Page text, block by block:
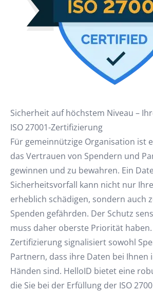
Sicherheit auf höchstem Niveau –
ISO 27001-Zertifizierung
Für gemeinnützige Organisation ist
das Vertrauen von Spendern und
gewinnen und zu bewahren. Ein
Sicherheitsvorfall kann nicht nur
erheblich schädigen, sondern auch
Spenden gefährden. Der Schutz
muss daher oberste Priorität haben.
Zertifizierung signalisiert sowohl
Partnern, dass ihre Daten bei Ihnen
Händen sind. HelloID bietet eine
die Sie bei der Erfüllung der ISO